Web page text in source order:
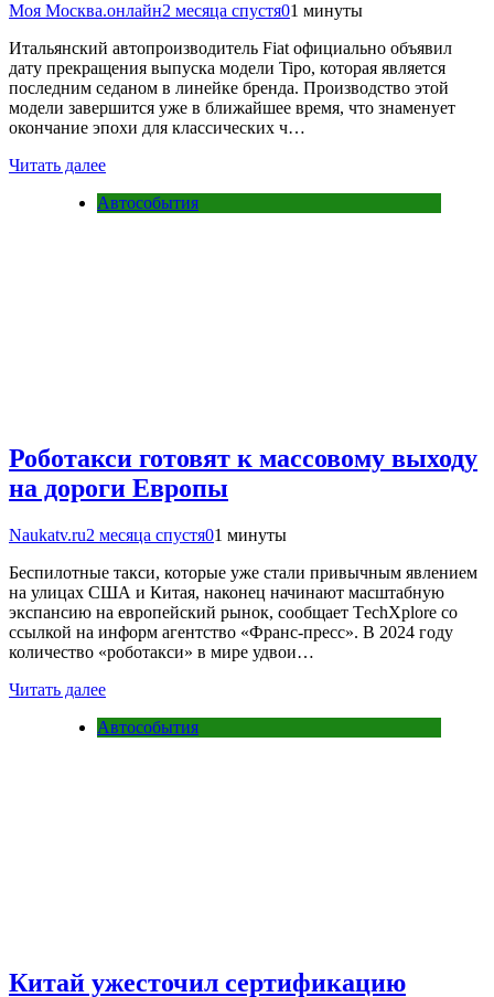
Моя Москва.онлайн2 месяца спустя01 минуты
Итальянский автопроизводитель Fiat официально объявил
дату прекращения выпуска модели Tipo, которая является
последним седаном в линейке бренда. Производство этой
модели завершится уже в ближайшее время, что знаменует
окончание эпохи для классических ч…
Читать далее
Автособытия
Роботакси готовят к массовому выходу
на дороги Европы
Naukatv.ru2 месяца спустя01 минуты
Беспилотные такси, которые уже стали привычным явлением
на улицах США и Китая, наконец начинают масштабную
экспансию на европейский рынок, сообщает ТechХplore со
ссылкой на информ агентство «Франс-пресс». В 2024 году
количество «роботакси» в мире удвои…
Читать далее
Автособытия
Китай ужесточил сертификацию